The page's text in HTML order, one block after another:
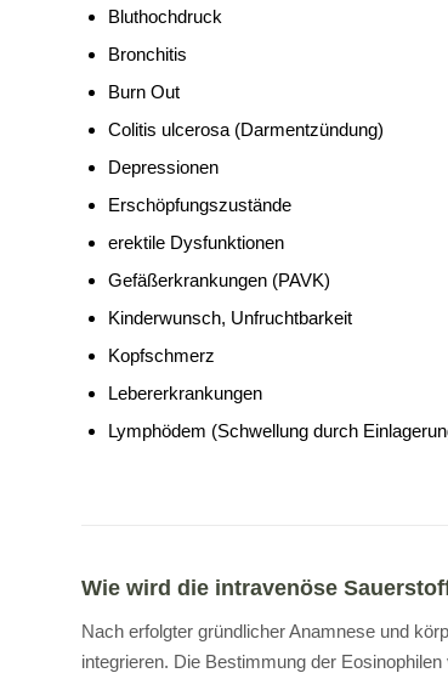
Bluthochdruck
Bronchitis
Burn Out
Colitis ulcerosa (Darmentzündung)
Depressionen
Erschöpfungszustände
erektile Dysfunktionen
Gefäßerkrankungen (PAVK)
Kinderwunsch, Unfruchtbarkeit
Kopfschmerz
Lebererkrankungen
Lymphödem (Schwellung durch
Wie wird die intravenöse
Nach erfolgter gründlicher Anamnese und
integrieren. Die Bestimmung der